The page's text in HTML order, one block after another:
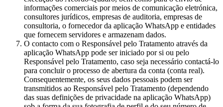
informações comerciais por meios de comunicação eletrónica,
consultores jurídicos, empresas de auditoria, empresas de
consultoria, o fornecedor da aplicação WhatsApp e entidades
que fornecem servidores e armazenam dados.
O contacto com o Responsável pelo Tratamento através da
aplicação WhatsApp pode ser iniciado por si ou pelo
Responsável pelo Tratamento, caso seja necessário contactá-lo
para concluir o processo de abertura da conta (conta real).
Consequentemente, os seus dados pessoais podem ser
transmitidos ao Responsável pelo Tratamento (dependendo
das suas definições de privacidade na aplicação WhatsApp)